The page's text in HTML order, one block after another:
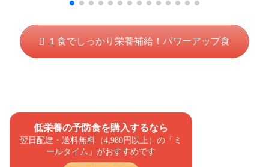
低栄養の予防食を購入するなら
翌日配達・送料無料（4,980円以上）の「ミ
ールタイム」がおすすめです
１食でしっかり栄養補給！パワーアップ食